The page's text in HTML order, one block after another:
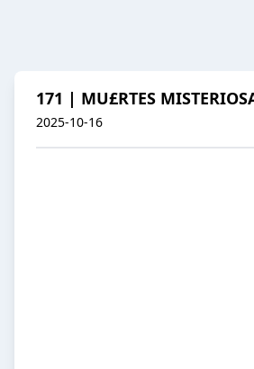
171 | MU£RTES
2025-10-16